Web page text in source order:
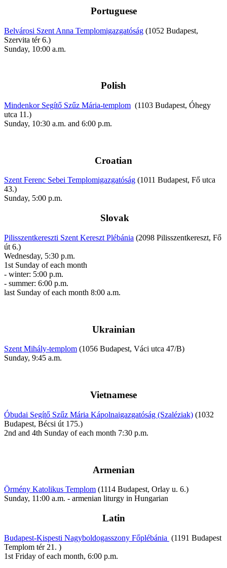
Portuguese
Belvárosi Szent Anna Templomigazgatóság (1052 Budapest,
Szervita tér 6.)
Sunday, 10:00 a.m.
Polish
Mindenkor Segítő Szűz Mária-templom (1103 Budapest, Óhegy
utca 11.)
Sunday, 10:30 a.m. and 6:00 p.m.
Croatian
Szent Ferenc Sebei Templomigazgatóság (1011 Budapest, Fő utca
43.)
Sunday, 5:00 p.m.
Slovak
Pilisszentkereszti Szent Kereszt Plébánia (2098 Pilisszentkereszt, Fő
út 6.)
Wednesday, 5:30 p.m.
1st Sunday of each month
- winter: 5:00 p.m.
- summer: 6:00 p.m.
last Sunday of each month 8:00 a.m.
Ukrainian
Szent Mihály-templom (1056 Budapest, Váci utca 47/B)
Sunday, 9:45 a.m.
Vietnamese
Óbudai Segítő Szűz Mária Kápolnaigazgatóság (Szaléziak) (1032
Budapest, Bécsi út 175.)
2nd and 4th Sunday of each month 7:30 p.m.
Armenian
Örmény Katolikus Templom (1114 Budapest, Orlay u. 6.)
Sunday, 11:00 a.m. - armenian liturgy in Hungarian
Latin
Budapest-Kispesti Nagyboldogasszony Főplébánia (1191 Budapest
Templom tér 21. )
1st Friday of each month, 6:00 p.m.